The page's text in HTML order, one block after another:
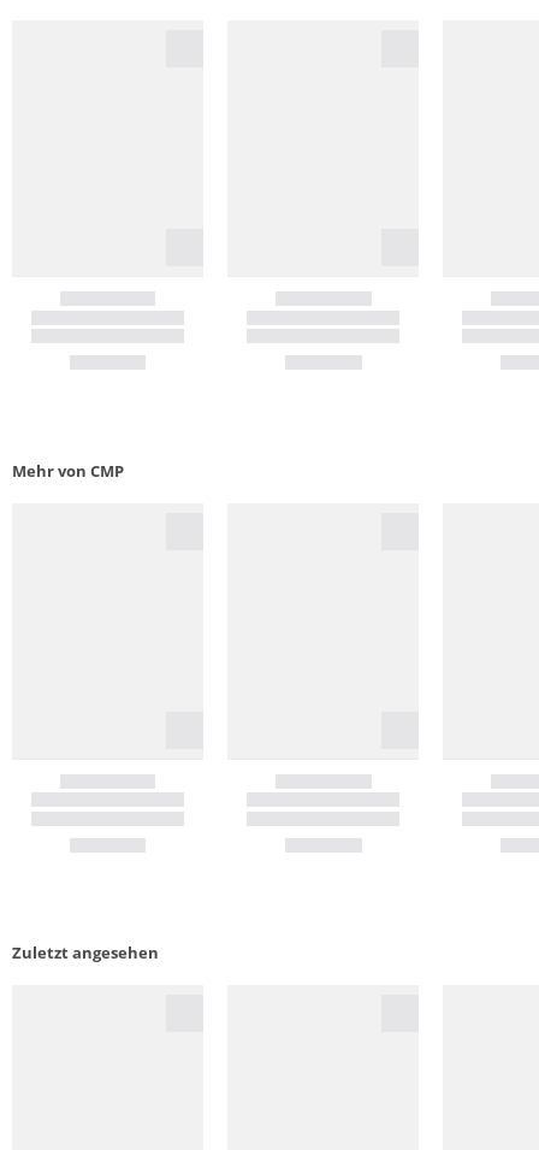
Mehr von CMP
Zuletzt angesehen